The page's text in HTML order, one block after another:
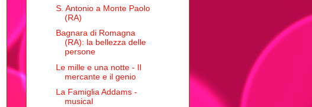
S. Antonio a Monte Paolo
(RA)
Bagnara di Romagna
(RA): la bellezza delle
persone
Le mille e una notte - Il
mercante e il genio
La Famiglia Addams -
musical